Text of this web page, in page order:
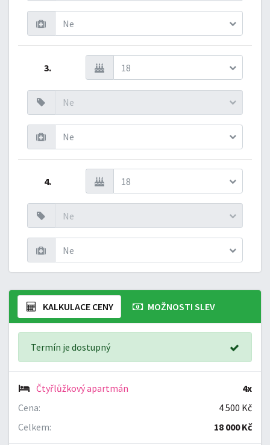
Ne
3. 18
Ne
Ne
4. 18
Ne
Ne
KALKULACE CENY MOŽNOSTI SLEV
Termín je dostupný
4x
Čtyřlůžkový apartmán
Cena:
4 500 Kč
Celkem:
18 000 Kč